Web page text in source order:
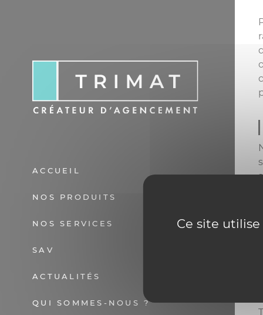
ACCUEIL
NOS PRODUITS
NOS SERVICES
SAV
ACTUALITÉS
QUI SOMMES-NOUS ?
Ce site